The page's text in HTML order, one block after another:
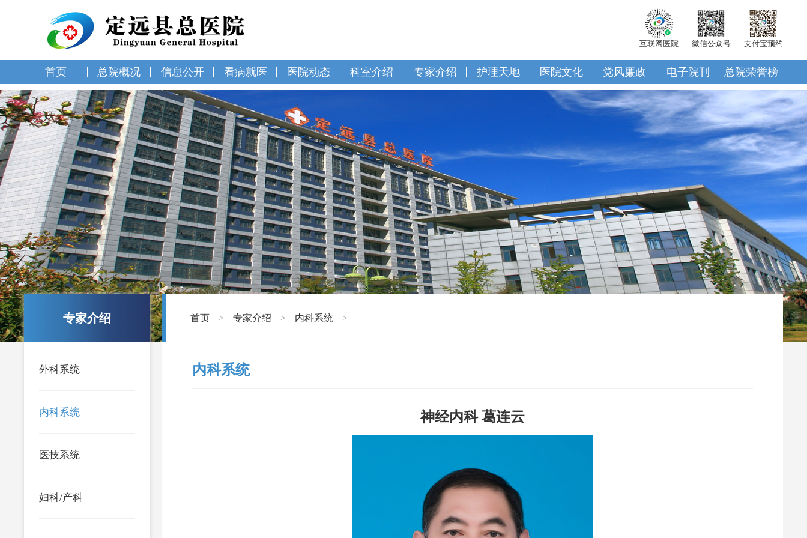
互联网医院 微信公众号 支付宝预约
首页 总院概况 信息公开 看病就医 医院动态 科室介绍 专家介绍 护理天地 医院文化 党风廉政 电子院刊 总院荣誉榜
专家介绍
外科系统
内科系统
医技系统
妇科/产科
首页 > 专家介绍 > 内科系统 >
内科系统
神经内科 葛连云